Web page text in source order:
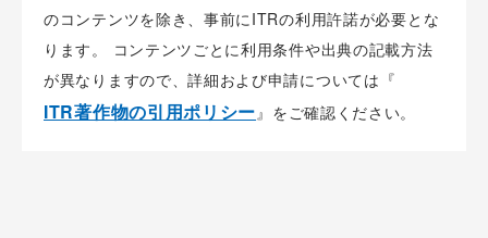
のコンテンツを除き、事前にITRの利用許諾が必要とな
ります。 コンテンツごとに利用条件や出典の記載方法
が異なりますので、詳細および申請については『
ITR著作物の引用ポリシー』をご確認ください。